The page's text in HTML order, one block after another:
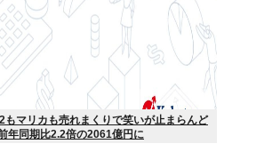
もマリカも売れまくりで笑いが止まらんど
年同期比2.2倍の2061億円に